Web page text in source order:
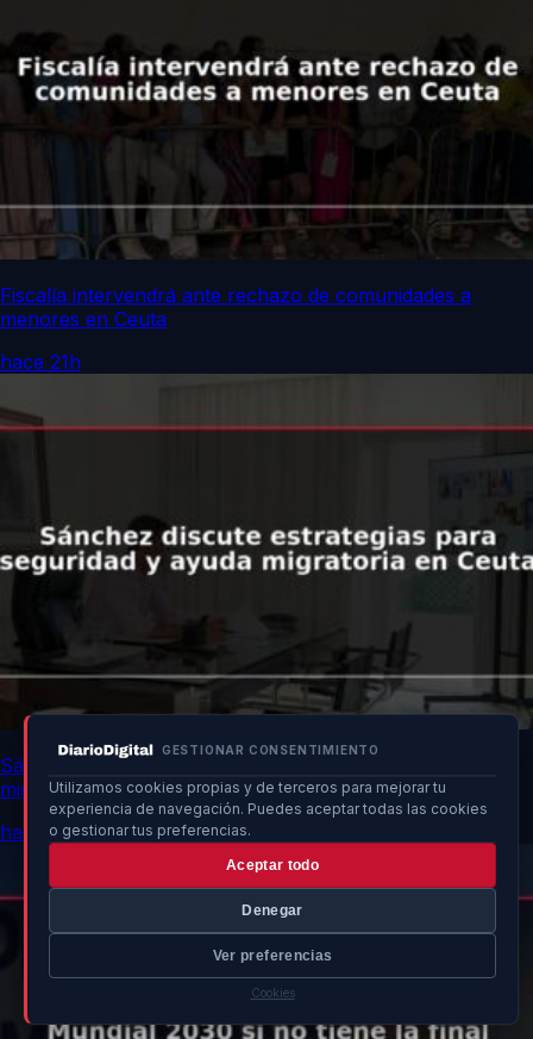
GESTIONAR CONSENTIMIENTO
Utilizamos cookies propias y de terceros para mejorar tu
experiencia de navegación. Puedes aceptar todas las cookies
o gestionar tus preferencias.
Aceptar todo
Denegar
Ver preferencias
Cookies
Fiscalía intervendrá ante rechazo de comunidades a
menores en Ceuta
hace 21h
Sánchez discute estrategias para seguridad y ayuda
migratoria en Ceuta
hace 21h